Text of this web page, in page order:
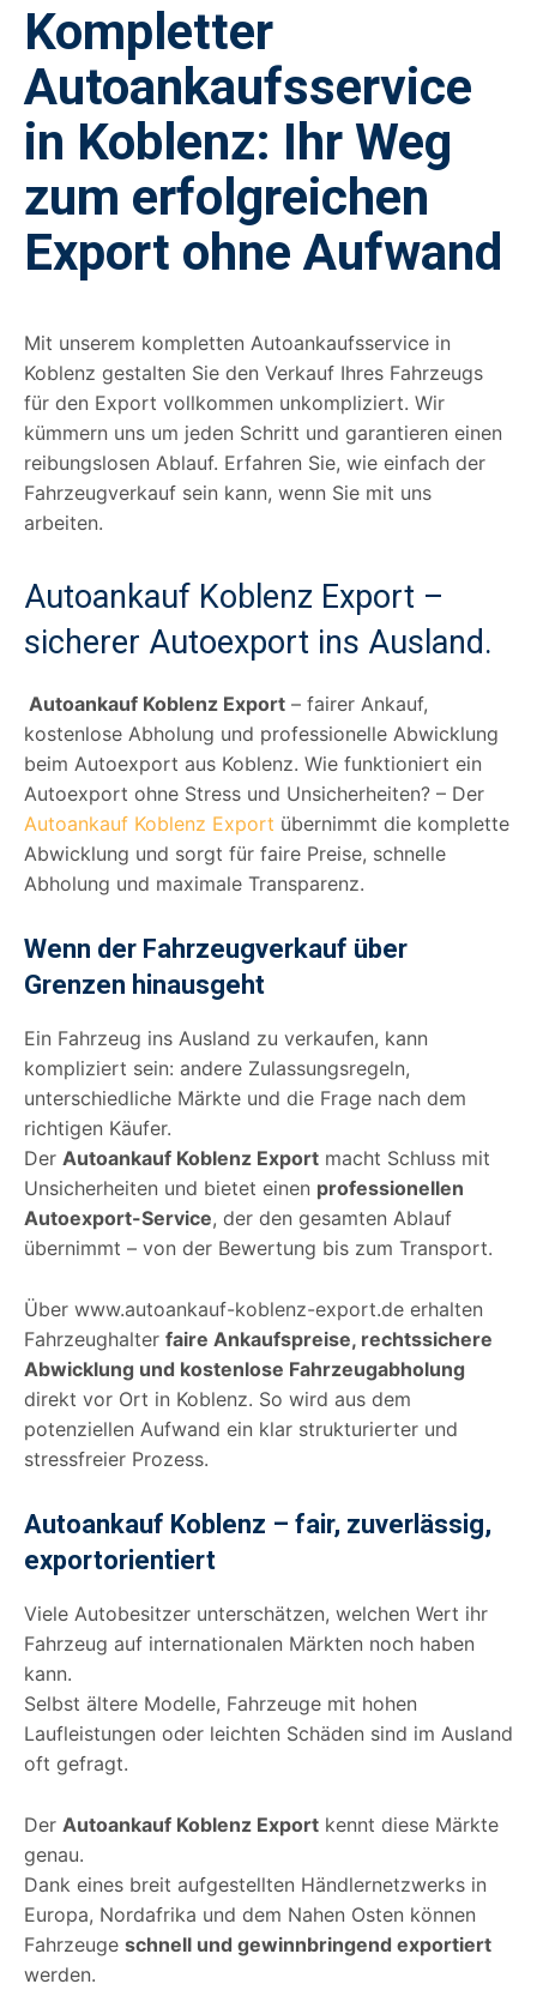
Kompletter
Autoankaufsservice
in Koblenz: Ihr Weg
zum erfolgreichen
Export ohne Aufwand
Mit unserem kompletten Autoankaufsservice in
Koblenz gestalten Sie den Verkauf Ihres Fahrzeugs
für den Export vollkommen unkompliziert. Wir
kümmern uns um jeden Schritt und garantieren einen
reibungslosen Ablauf. Erfahren Sie, wie einfach der
Fahrzeugverkauf sein kann, wenn Sie mit uns
arbeiten.
Autoankauf Koblenz Export –
sicherer Autoexport ins Ausland.
Autoankauf Koblenz Export – fairer Ankauf,
kostenlose Abholung und professionelle Abwicklung
beim Autoexport aus Koblenz. Wie funktioniert ein
Autoexport ohne Stress und Unsicherheiten? – Der
Autoankauf Koblenz Export übernimmt die komplette
Abwicklung und sorgt für faire Preise, schnelle
Abholung und maximale Transparenz.
Wenn der Fahrzeugverkauf über
Grenzen hinausgeht
Ein Fahrzeug ins Ausland zu verkaufen, kann
kompliziert sein: andere Zulassungsregeln,
unterschiedliche Märkte und die Frage nach dem
richtigen Käufer.
Der Autoankauf Koblenz Export macht Schluss mit
Unsicherheiten und bietet einen professionellen
Autoexport-Service, der den gesamten Ablauf
übernimmt – von der Bewertung bis zum Transport.
Über www.autoankauf-koblenz-export.de erhalten
Fahrzeughalter faire Ankaufspreise, rechtssichere
Abwicklung und kostenlose Fahrzeugabholung
direkt vor Ort in Koblenz. So wird aus dem
potenziellen Aufwand ein klar strukturierter und
stressfreier Prozess.
Autoankauf Koblenz – fair, zuverlässig,
exportorientiert
Viele Autobesitzer unterschätzen, welchen Wert ihr
Fahrzeug auf internationalen Märkten noch haben
kann.
Selbst ältere Modelle, Fahrzeuge mit hohen
Laufleistungen oder leichten Schäden sind im Ausland
oft gefragt.
Der Autoankauf Koblenz Export kennt diese Märkte
genau.
Dank eines breit aufgestellten Händlernetzwerks in
Europa, Nordafrika und dem Nahen Osten können
Fahrzeuge schnell und gewinnbringend exportiert
werden.